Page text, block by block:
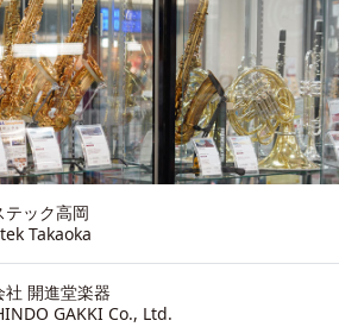
テック高岡
Takaoka
社 開進堂楽器
GAKKI Co., Ltd.